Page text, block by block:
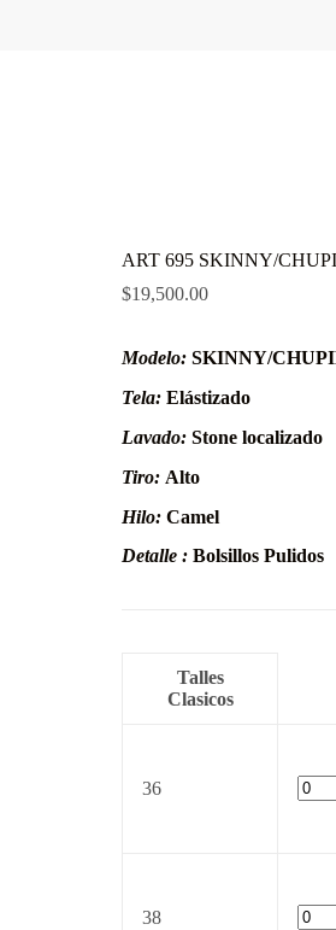
ART 695 SKINNY/
$19,500.00
Modelo: SKINNY/
Tela: Elástizado
Lavado: Stone localizado
Tiro: Alto
Hilo: Camel
Detalle : Bolsillos Pulidos
Talles
Clasicos
36
38